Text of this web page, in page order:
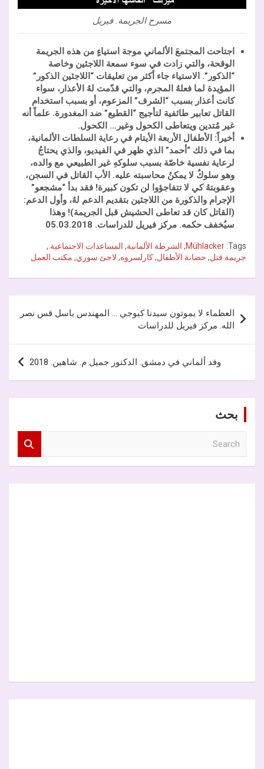
مسرح الجريمة. فيريل
اجتاحت المجتمعَ الألماني موجة استياءٍ من هذه الجريمة
الوقحة، والتي زادت في سوء سمعة اللاجئين وخاصة
“الذكور”. الاستياء جاء أكثر من تعليقات “اللاجئين الذكور”
المؤيدة لما فعلهُ المجرم، والتي قدّمت لهُ الأعذار، سواء
كانت أعذار بسبب “الشرف” المزعوم، أو بسبب استخدام
القاتل تعابير طائفية لتأجيج “القطيع” ضد المغدورة. علماً أنه
غير مُتدين ويتعاطى الكحول وغير… الكحول.
أخيراً: الأطفال الأربعة الأيتام في رعاية السلطات الألمانية،
بما في ذلك “أحمد” الذي ظهر في الفيديو، والذي يحتاجُ
لرعاية نفسية خاصّة بسبب سلوكهِ غير الطبيعي مع والده،
وهو سلوكٌ لا يمكنُ محاسبته عليه. الأب القاتل في السجن،
وعقوبتهُ كي لا تتفاجؤوا لن تكون كبيرة! فقد بدأ “مشجعو”
الإجرام والذكورة من اللاجئين بتقديم الدعم لهُ، وأول الدعم:
(القاتل كان قد تعاطى الحشيش قبل الجريمة)! وهذا
سيُخفف حكمه. مركز فيريل للدراسات. 05.03.2018
Tags:
Mühlacker
, الشرطة الألمانية, المساعدات الاجتماعية. ,
جريمة قتل, حضانة الأطفال,كارلسروه, لاجئ سوري, مكتب العمل
المقالات
العظماء لا يموتون سيدنا كبوجي … المهندس باسل قس نصر
الله. مركز فيريل للدراسات
وفد ألماني في دمشق. الدكتور جميل م. شاهين. 2018
بحث